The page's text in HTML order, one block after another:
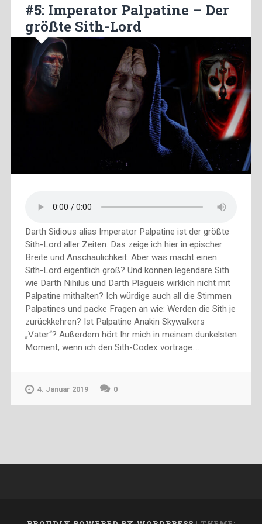
#5: Imperator Palpatine – Der
größte Sith-Lord
Darth Sidious alias Imperator Palpatine ist der größte
Sith-Lord aller Zeiten. Das zeige ich hier in epischer
Breite und Anschaulichkeit. Aber was macht einen
Sith-Lord eigentlich groß? Und können legendäre Sith
wie Darth Nihilus und Darth Plagueis wirklich nicht mit
Palpatine mithalten? Ich würdige auch all die Stimmen
Palpatines und packe Fragen an wie: Werden die Sith je
zurückkehren? Ist Palpatine Anakin Skywalkers
„Vater“? Außerdem hört Ihr mich in meinem dunkelsten
Moment, wenn ich den Sith-Codex vortrage….
4. Januar 2019 0